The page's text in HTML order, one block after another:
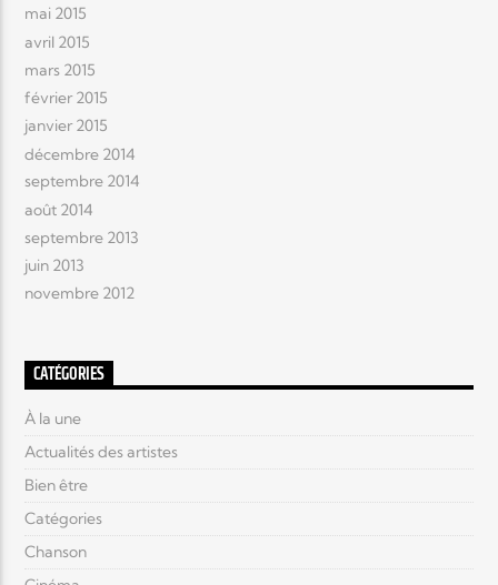
mai 2015
avril 2015
mars 2015
février 2015
janvier 2015
décembre 2014
septembre 2014
août 2014
septembre 2013
juin 2013
novembre 2012
CATÉGORIES
À la une
Actualités des artistes
Bien être
Catégories
Chanson